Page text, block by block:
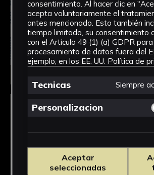
consentimiento. Al hacer clic en
acepta voluntariamente el
antes mencionado. Esto también
tiempo limitado, su consentimiento
con el Artículo 49 (1) (a) GDPR
procesamiento de datos fuera del
ejemplo, en los EE. UU. Política de
Tecnicas Siempre
Personalizacion
Aceptar
seleccionadas